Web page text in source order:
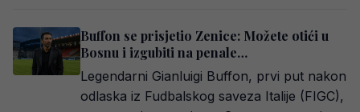
Buffon se prisjetio Zenice: Možete otići u
Bosnu i izgubiti na penale…
Legendarni Gianluigi Buffon, prvi put nakon
odlaska iz Fudbalskog saveza Italije (FIGC),